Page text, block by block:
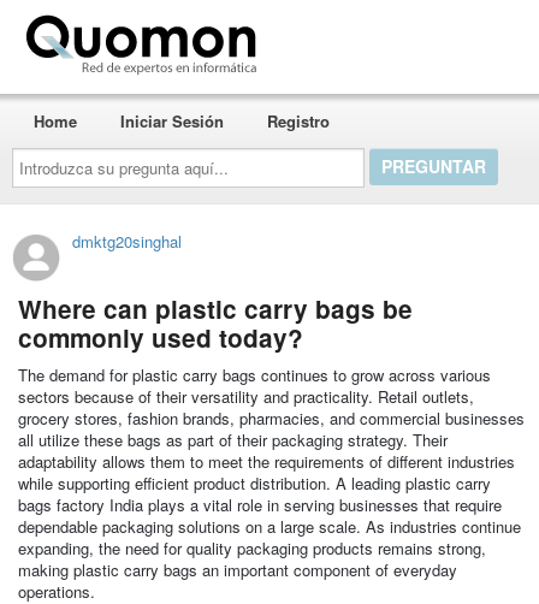
Introduzca
su
pregunta
aquí...
Home Iniciar Sesión Registro
dmktg20singhal
Where can plastic carry bags be
commonly used today?
The demand for plastic carry bags continues to grow across various
sectors because of their versatility and practicality. Retail outlets,
grocery stores, fashion brands, pharmacies, and commercial businesses
all utilize these bags as part of their packaging strategy. Their
adaptability allows them to meet the requirements of different industries
while supporting efficient product distribution. A leading plastic carry
bags factory India plays a vital role in serving businesses that require
dependable packaging solutions on a large scale. As industries continue
expanding, the need for quality packaging products remains strong,
making plastic carry bags an important component of everyday
operations.